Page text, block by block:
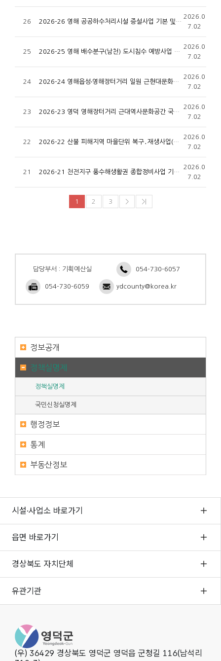
26 2026-26 영해 공공하수처리시설 증설사업 기본 및 실시설계 용역
2026.0
7.02
25 2026-25 영해 배수분구(남천) 도시침수 예방사업 기본 및 실시설계용역
2026.0
7.02
24 2026-24 영해읍성‧영해장터거리 일원 근현대문화유산지구 지정 및 종합보존‧활용계획 수립용역
2026.0
7.02
23 2026-23 영덕 영해장터거리 근대역사문화공간 국가등록문화유산 ·등록문화자원 종합기록화 및 활용방안 구상용역
2026.0
7.02
22 2026-22 산불 피해지역 마을단위 복구․재생사업(지품면 수암리, 축산면 대곡리) 기본 및 실시설계용역
2026.0
7.02
21 2026-21 천전지구 풍수해생활권 종합정비사업 기본 및 실시설계용역
2026.0
7.02
1 2 3 > >|
담당부서 : 기획예산실 054-730-6057
054-730-6059 ydcounty@korea.kr
정보공개
정책실명제
정책실명제
국민신청실명제
행정정보
통계
부동산정보
시설·사업소 바로가기
읍면 바로가기
경상북도 자치단체
유관기관
영덕군청
(우) 36429 경상북도 영덕군 영덕읍 군청길 116(남석리